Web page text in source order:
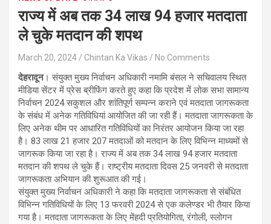
राज्य में अब तक 34 लाख 94 हजार मतदाता
ले चुके मतदान की शपथ
March 20, 2024 Chintan Ka Vikas No Comments
देहरादून। संयुक्त मुख्य निर्वाचन अधिकारी नमामि बंसल ने सचिवालय स्थित
मीडिया सेंटर में प्रेस ब्रीफिंग करते हुए कहा कि प्रदेश में लोक सभा सामान्य
निर्वाचन 2024 सकुशल और शांतिपूर्ण सम्पन्न कराने एवं मतदाता जागरूकता
के संबंध में अनेक गतिविधियां आयोजित की जा रही हैं। मतदाता जागरूकता के
लिए अनेक थीम पर आधारित गतिविधियों का निरंतर आयोजन किया जा रहा
है। 83 लाख 21 हजार 207 मतदाओं को मतदान के लिए विभिन्न माध्यमों से
जागरूक किया जा रहा है। राज्य में अब तक 34 लाख 94 हजार मतदाता
मतदान की शपथ ले चुके हैं। राष्ट्रीय मतदाता दिवस 25 जनवरी से मतदाता
जागरूकता अभियान की शुरूआत की गई।
संयुक्त मुख्य निर्वाचन अधिकारी ने कहा कि मतदाता जागरूकता से संबंधित
विभिन्न गतिविधियों के लिए 13 फरवरी 2024 से एक कलेण्डर भी तैयार किया
गया है। मतदाता जागरूकता के लिए मेंहदी प्रतियोगिता, रंगोली, स्लोगन